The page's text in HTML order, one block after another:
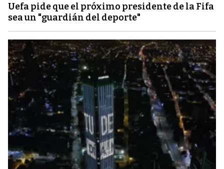
Uefa pide que el próximo presidente de la Fifa
sea un "guardián del deporte"